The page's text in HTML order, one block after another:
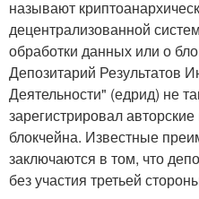
называют
децентрализованной
обработки данных или о
Депозитарий Результатов
Деятельности" (едрид) не
зарегистрировал
блокчейна. Известные
заключаются в том, что
без участия третьей